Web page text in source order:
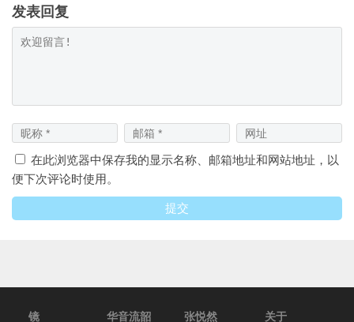
发表回复
在此浏览器中保存我的显示名称、邮箱地址和网站地址，以
便下次评论时使用。
镜 华音流韶 张悦然 关于